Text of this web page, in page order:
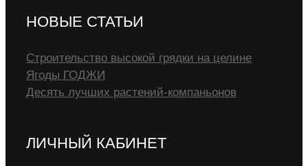
НОВЫЕ СТАТЬИ
Строительство высокой грядки на целине
Ягоды ГОДЖИ
Десять лучших растений-компаньонов
ЛИЧНЫЙ КАБИНЕТ